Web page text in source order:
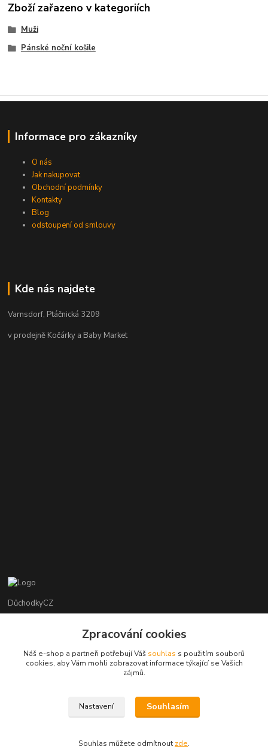
Zboží zařazeno v kategoriích
Muži
Pánské noční košile
Informace pro zákazníky
O nás
Jak nakupovat
Obchodní podmínky
Kontakty
Blog
odstoupení od smlouvy
Kde nás najdete
Varnsdorf, Ptáčnická 3209
v prodejně Kočárky a Baby Market
DůchodkyCZ
+420 412384749
objednavky@duchodky.cz
Zpracování cookies
Náš e-shop a partneři potřebují Váš souhlas s použitím souborů
cookies, aby Vám mohli zobrazovat informace týkající se Vašich
zájmů.
Nastavení Souhlasím
Souhlas můžete odmítnout zde.